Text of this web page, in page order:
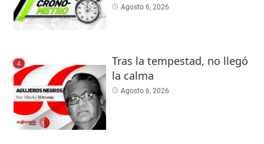
Agosto 6, 2026
4
Tras la tempestad, no llegó
la calma
Agosto 6, 2026